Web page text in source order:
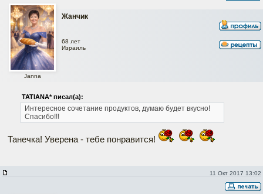
Жанчик
Janna
68 лет
Израиль
TATIANA* писал(а):
Интересное сочетание продуктов, думаю будет вкусно!
Спасибо!!!
Танечка! Уверена - тебе понравится!
11 Окт 2017 13:02